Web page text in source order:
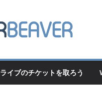
ライブのチケットを取ろう